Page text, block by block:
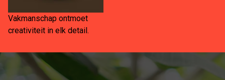
Vakmanschap ontmoet
creativiteit in elk detail.